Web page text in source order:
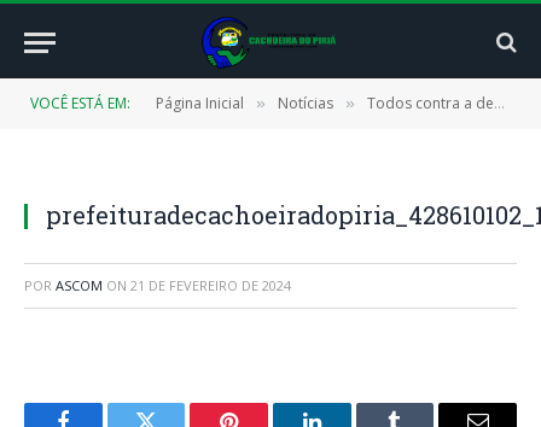
VOCÊ ESTÁ EM: Página Inicial » Notícias » Todos contra a dengue: prefeitura realiza mutirão de combate ao mosquito Aedes aegypti
POR ASCOM ON 21 DE FEVEREIRO DE 2024